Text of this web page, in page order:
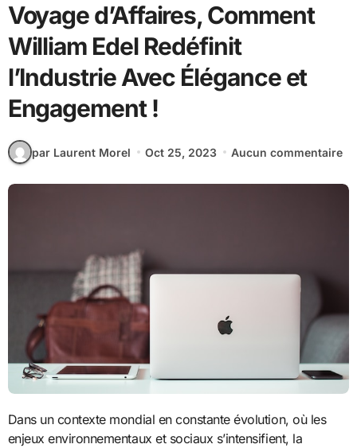
Voyage d’Affaires, Comment
William Edel Redéfinit
l’Industrie Avec Élégance et
Engagement !
par Laurent Morel Oct 25, 2023 Aucun commentaire
Dans un contexte mondial en constante évolution, où les
enjeux environnementaux et sociaux s’intensifient, la